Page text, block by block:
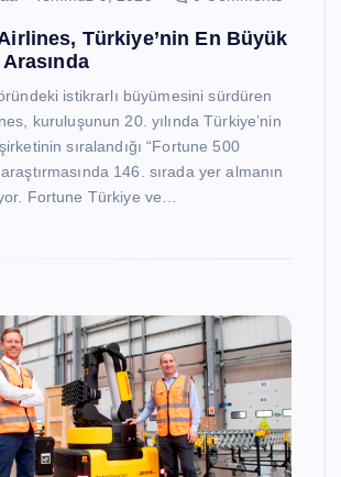
Türkiye’nin En Büyük
istikrarlı büyümesini sürdüren
kuruluşunun 20. yılında Türkiye’nin
sıralandığı “Fortune 500
146. sırada yer almanın
Fortune Türkiye ve…